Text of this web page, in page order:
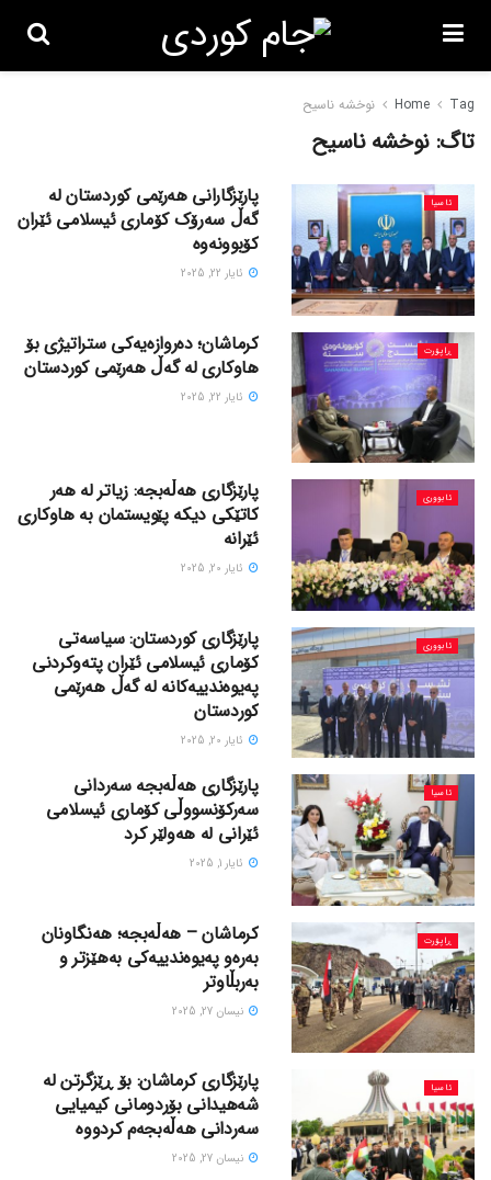
Home Tag نوخشە ناسیح
تاگ: نوخشە ناسیح
ئاسیا
پارێزگارانی هەرێمی کوردستان لە
گەڵ سەرۆک کۆماری ئیسلامی ئێران
کۆبوونەوە
ئایار 22, 2025
ڕاپۆرت
کرماشان؛ دەروازەیەکی ستراتیژی بۆ
هاوکاری لە گەڵ هەرێمی کوردستان
ئایار 22, 2025
ئابووری
پارێزگاری هەڵەبجە: زیاتر لە هەر
کاتێکی دیکە پێویستمان بە هاوکاری
ئێرانە
ئایار 20, 2025
ئابووری
پارێزگاری کوردستان: سیاسەتی
کۆماری ئیسلامی ئێران پتەوکردنی
پەیوەندییەکانە لە گەڵ هەرێمی
کوردستان
ئایار 20, 2025
ئاسیا
پارێزگاری هەڵەبجە سەردانی
سەرکۆنسووڵی کۆماری ئیسلامی
ئێرانی لە هەولێر کرد
ئایار 1, 2025
ڕاپۆرت
کرماشان – هەڵەبجە؛ هەنگاونان
بەرەو پەیوەندییەکی بەهێزتر و
بەربڵاوتر
نیسان 27, 2025
ئاسیا
پارێزگاری کرماشان: بۆ ڕێزگرتن لە
شەهیدانی بۆردومانی کیمیایی
سەردانی هەڵەبجەم کردووە
نیسان 27, 2025